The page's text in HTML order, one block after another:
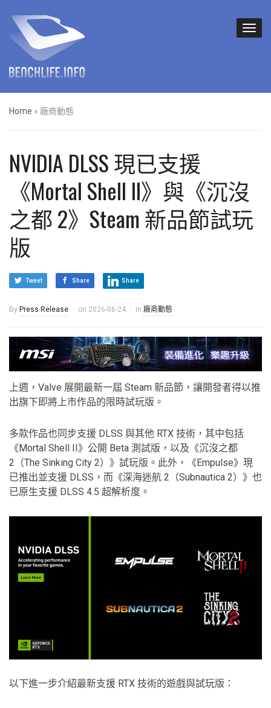
Home » 廠商動態
NVIDIA DLSS 現已支援
《Mortal Shell II》與《沉沒
之都 2》Steam 新品節試玩
版
Tweet Share Share
By Press Release on 2026-06-24 in 廠商動態
上週，Valve 展開最新一屆 Steam 新品節，讓開發者得以推
出旗下即將上市作品的限時試玩版。
多款作品也同步支援 DLSS 與其他 RTX 技術，其中包括
《Mortal Shell II》公開 Beta 測試版，以及《沉沒之都
2（The Sinking City 2）》試玩版。此外，《Empulse》現
已推出並支援 DLSS，而《深海迷航 2（Subnautica 2）》也
已原生支援 DLSS 4.5 超解析度。
以下進一步介紹最新支援 RTX 技術的遊戲與試玩版：